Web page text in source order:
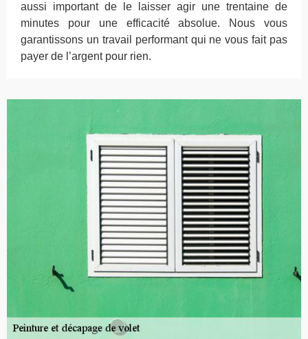
aussi important de le laisser agir une trentaine de
minutes pour une efficacité absolue. Nous vous
garantissons un travail performant qui ne vous fait pas
payer de l’argent pour rien.